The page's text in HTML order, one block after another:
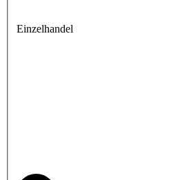
Einzelhandel